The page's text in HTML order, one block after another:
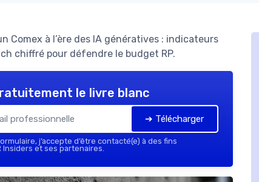
Comex à l’ère des IA génératives : indicateurs
chiffré pour défendre le budget RP.
le livre blanc
➔ Télécharger
j’accepte d’être contacté(e) à des fins
Insiders et ses partenaires.